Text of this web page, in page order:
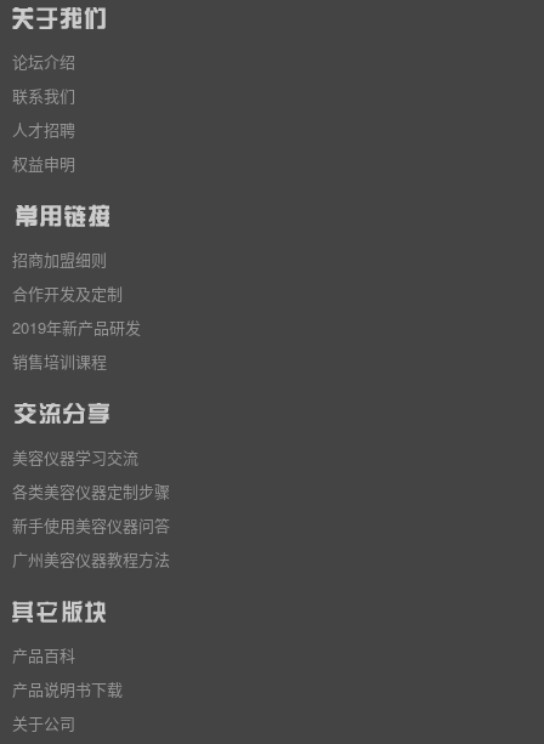
论坛介绍
联系我们
人才招聘
权益申明
招商加盟细则
合作开发及定制
2019年新产品研发
销售培训课程
美容仪器学习交流
各类美容仪器定制步骤
新手使用美容仪器问答
广州美容仪器教程方法
产品百科
产品说明书下载
关于公司